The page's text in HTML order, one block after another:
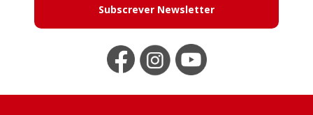
Subscrever Newsletter